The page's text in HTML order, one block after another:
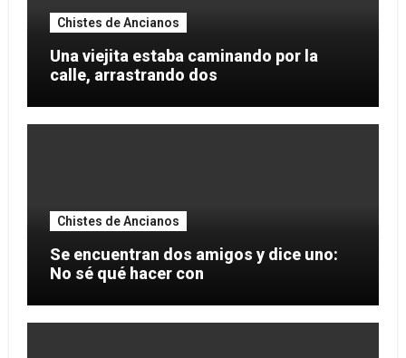
Chistes de Ancianos
Una viejita estaba caminando por la
calle, arrastrando dos
Chistes de Ancianos
Se encuentran dos amigos y dice uno:
No sé qué hacer con